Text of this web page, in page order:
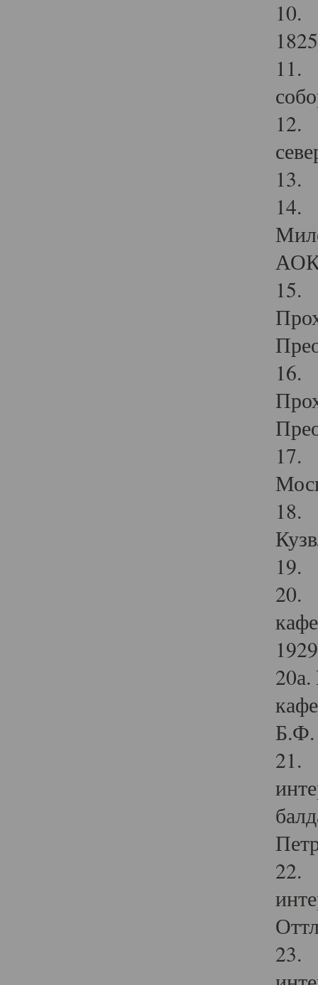
10.
11.
12.
13.
14.
15.
16.
17.
18.
19.
20.
Б.Ф.
21.
22.
23.